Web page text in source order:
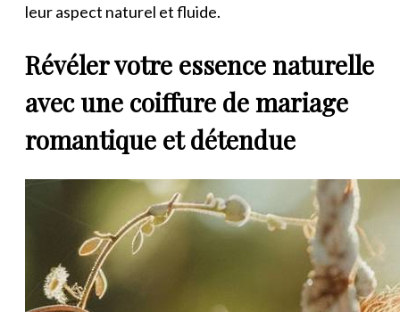
leur aspect naturel et fluide.
Révéler votre essence naturelle
avec une coiffure de mariage
romantique et détendue